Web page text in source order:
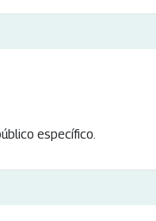
específico.